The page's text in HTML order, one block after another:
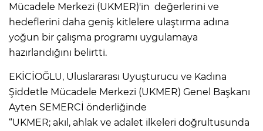
Mücadele Merkezi (UKMER)'in değerlerini ve
hedeflerini daha geniş kitlelere ulaştırma adına
yoğun bir çalışma programı uygulamaya
hazırlandığını belirtti.
EKİCİOĞLU, Uluslararası Uyuşturucu ve Kadına
Şiddetle Mücadele Merkezi (UKMER) Genel Başkanı
Ayten SEMERCİ önderliğinde
“UKMER; akıl, ahlak ve adalet ilkeleri doğrultusunda